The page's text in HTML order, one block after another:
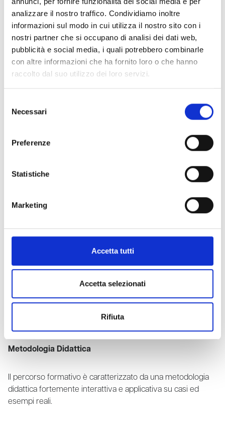
analizzare il nostro traffico. Condividiamo inoltre
informazioni sul modo in cui utilizza il nostro sito con i
nostri partner che si occupano di analisi dei dati web,
pubblicità e social media, i quali potrebbero combinarle
con altre informazioni che ha fornito loro o che hanno
raccolto dal suo utilizzo dei loro servizi.
delNecessari
Preferenze
Statistiche
Marketing
Accetta tutti
Accetta selezionati
Rifiuta
Esperti nella specifica materia con esperienza pluriennale e
possesso dei requisiti del docente formatore in ambito
sicurezza secondo DM 6/3/2013.
Lisa Servizi srl
Responsabile progetto formativo
Metodologia Didattica
Il percorso formativo è caratterizzato da una metodologia
didattica fortemente interattiva e applicativa su casi ed
esempi reali.